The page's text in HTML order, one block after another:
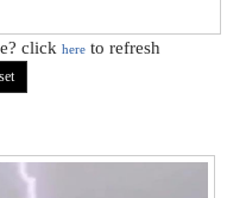
clickhere to refresh